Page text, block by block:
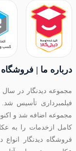
درباره ما | فروشگاه
فیلمبرداری تأسیس
مجموعه اضافه شد و
کامل ازخدمات را به
فروشگاه دیدنگار